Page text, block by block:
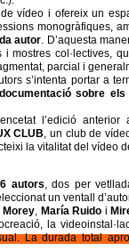
de vídeo i ofereix un
monogràfiques,
autor. D’aquesta
mostres col·lectives,
parcial i
s’intenta portar a
sobre els
l’edició anterior
CLUB, un club de
la vitalitat del vídeo
6 autors, dos per
un ventall
Morey, María Ruido i
la
La durada total